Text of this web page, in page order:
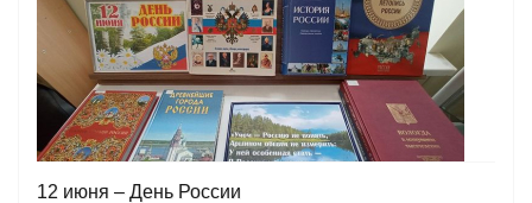
12 июня – День России